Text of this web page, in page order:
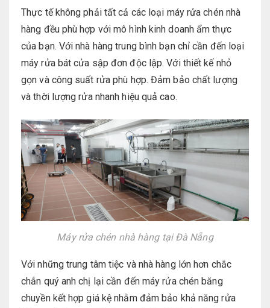
Thực tế không phải tất cả các loại máy rửa chén nhà
hàng đều phù hợp với mô hình kinh doanh ẩm thực
của bạn. Với nhà hàng trung bình bạn chỉ cần đến loại
máy rửa bát cửa sập đơn độc lập. Với thiết kế nhỏ
gọn và công suất rửa phù hợp. Đảm bảo chất lượng
và thời lượng rửa nhanh hiệu quả cao.
Máy rửa chén nhà hàng tại Đà Nẵng
Với những trung tâm tiệc và nhà hàng lớn hơn chắc
chắn quý anh chị lại cần đến máy rửa chén băng
chuyền kết hợp giá kệ nhằm đảm bảo khả năng rửa